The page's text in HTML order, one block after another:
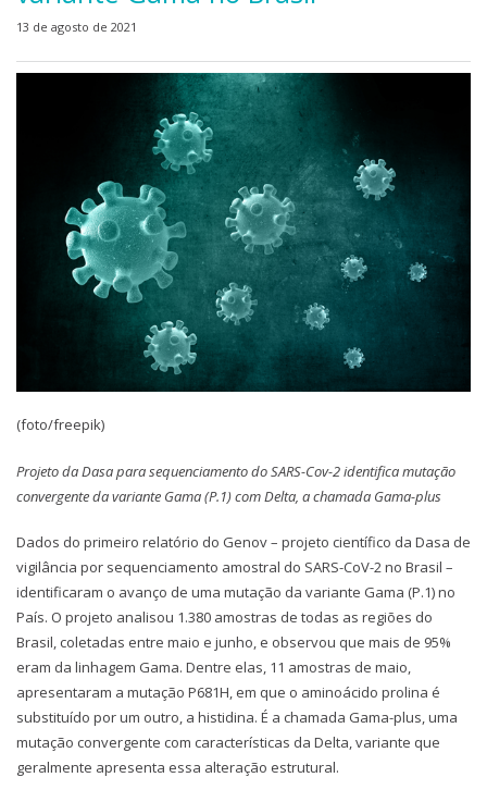
13 de agosto de 2021
(foto/freepik)
Projeto da Dasa para sequenciamento do SARS-Cov-2 identifica mutação
convergente da variante Gama (P.1) com Delta, a chamada Gama-plus
Dados do primeiro relatório do Genov – projeto científico da Dasa de
vigilância por sequenciamento amostral do SARS-CoV-2 no Brasil –
identificaram o avanço de uma mutação da variante Gama (P.1) no
País. O projeto analisou 1.380 amostras de todas as regiões do
Brasil, coletadas entre maio e junho, e observou que mais de 95%
eram da linhagem Gama. Dentre elas, 11 amostras de maio,
apresentaram a mutação P681H, em que o aminoácido prolina é
substituído por um outro, a histidina. É a chamada Gama-plus, uma
mutação convergente com características da Delta, variante que
geralmente apresenta essa alteração estrutural.